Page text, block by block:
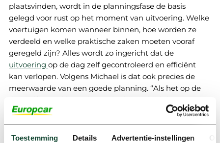
Toestemming Details Advertentie-instellingen
plaatsvinden, wordt in de planningsfase de basis
gelegd voor rust op het moment van uitvoering. Welke
voertuigen komen wanneer binnen, hoe worden ze
verdeeld en welke praktische zaken moeten vooraf
geregeld zijn? Alles wordt zo ingericht dat de
uitvoering op de dag zelf gecontroleerd en efficiënt
kan verlopen. Volgens Michael is dat ook precies de
meerwaarde van een goede planning. “Als het op de
dag zelf soepel loopt, komt dat bijna altijd door wat er
vooraf goed is gedaan. De klant moet erop kunnen
vertrouwen dat het geregeld is.”